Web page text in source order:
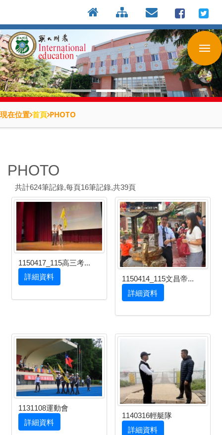
到
主
要
內
容
區
現在位置 首頁 PHOTO
PHOTO
共計624筆記錄,每頁16筆記錄,共39頁
1150417_115高三考...
詳細資料 1150414_115文昌帝...
詳細資料
1131108運動會
詳細資料
1140316輕艇隊
詳細資料